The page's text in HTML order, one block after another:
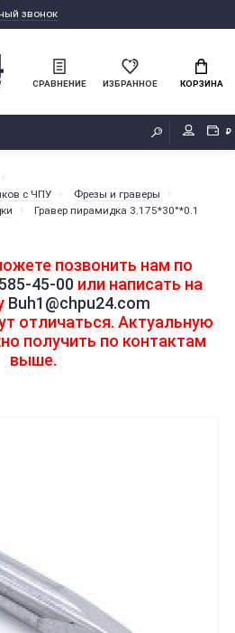
звонок
СРАВНЕНИЕ ИЗБРАННОЕ КОРЗИНА
₽
с ЧПУ
Фрезы и граверы
Гравер пирамидка 3.175*30°*0.1
позвонить нам по
45-00или написать на
Buh1@chpu24.com
отличаться. Актуальную
получить по контактам
выше.